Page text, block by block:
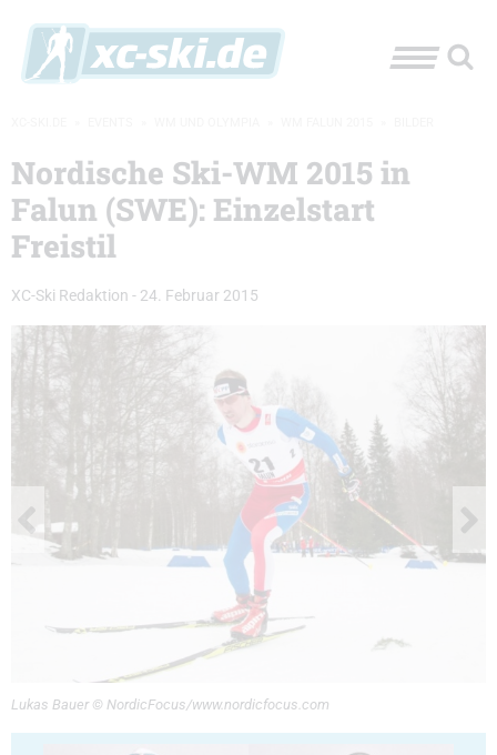
Nordische Ski-WM 2015 in
Falun (SWE): Einzelstart
Freistil
XC-Ski Redaktion - 24. Februar 2015
Lukas Bauer © NordicFocus/www.nordicfocus.com